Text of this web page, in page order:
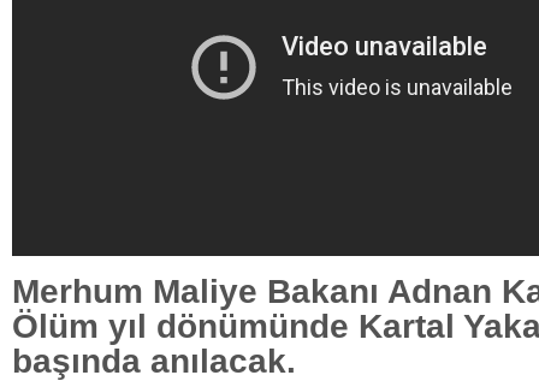
Merhum Maliye Bakanı Adnan
Ölüm yıl dönümünde Kartal
başında anılacak.